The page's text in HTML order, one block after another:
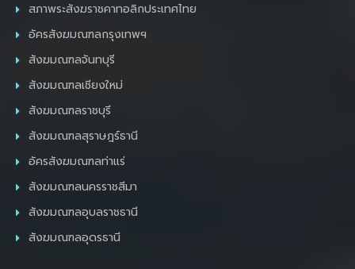
สภาพระสังฆราชคาทอลิกประเทศไทย
อัครสังฆมณฑลกรุงเทพฯ
สังฆมณฑลจันทบุรี
สังฆมณฑลเชียงใหม่
สังฆมณฑลราชบุรี
สังฆมณฑลสุราษฎร์ธานี
อัครสังฆมณฑลท่าแร่
สังฆมณฑลนครราชสีมา
สังฆมณฑลอุบลราชธานี
สังฆมณฑลอุดรธานี